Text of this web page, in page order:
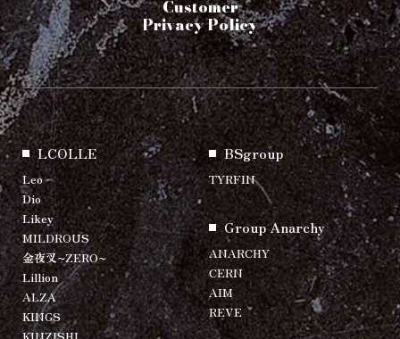
Customer
Privacy Policy
LCOLLE
Leo
Dio
Likey
MILDROUS
金夜叉~ZERO~
Lillion
ALZA
KINGS
BSgroup
TYRFIN
Group Anarchy
ANARCHY
CERN
AIM
REVE